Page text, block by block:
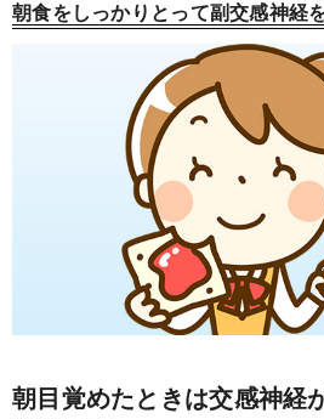
朝食をしっかりとって副交感神経
朝目覚めたときは交感神経